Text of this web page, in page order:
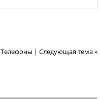
Телефоны | Следующая тема »